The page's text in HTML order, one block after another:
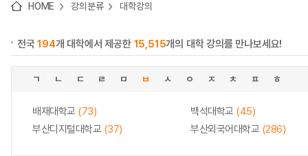
HOME 강의분류 대학강의
전국194개 대학에서 제공한 15,515개의 대학 강의를 만나보세요!
ㄱ ㄴ ㄷ ㄹ ㅁ ㅂ ㅅ ㅇ ㅈ ㅊ ㅍ ㅎ
배재대학교 (73) 백석대학교 (45)
부산디지털대학교 (37) 부산외국어대학교 (286)